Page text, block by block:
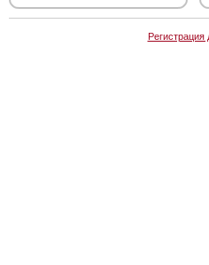
Регистрация